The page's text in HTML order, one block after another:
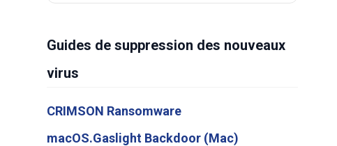
Guides de suppression des nouveaux
virus
CRIMSON Ransomware
macOS.Gaslight Backdoor (Mac)